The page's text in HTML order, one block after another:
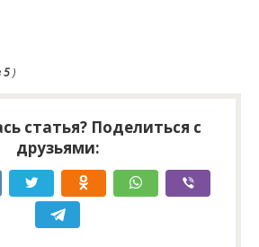
5)
статья? Поделиться с
друзьями: